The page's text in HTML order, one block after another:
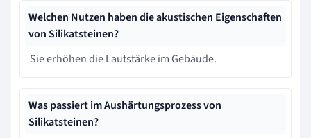
Welchen Nutzen haben die akustischen Eigenschaften
von Silikatsteinen?
Sie erhöhen die Lautstärke im Gebäude.
Was passiert im Aushärtungsprozess von
Silikatsteinen?